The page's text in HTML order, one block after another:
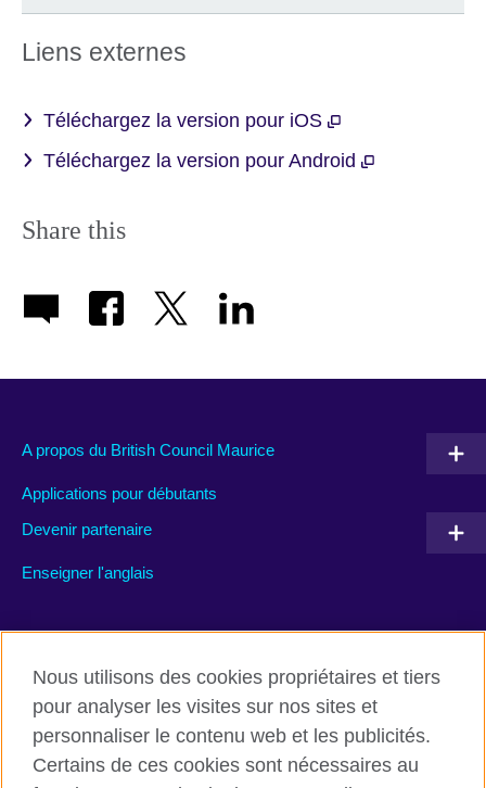
Liens externes
Téléchargez la version pour iOS
Téléchargez la version pour Android
Share this
A propos du British Council Maurice
Applications pour débutants
Devenir partenaire
Enseigner l'anglais
Nous utilisons des cookies propriétaires et tiers
pour analyser les visites sur nos sites et
personnaliser le contenu web et les publicités.
Certains de ces cookies sont nécessaires au